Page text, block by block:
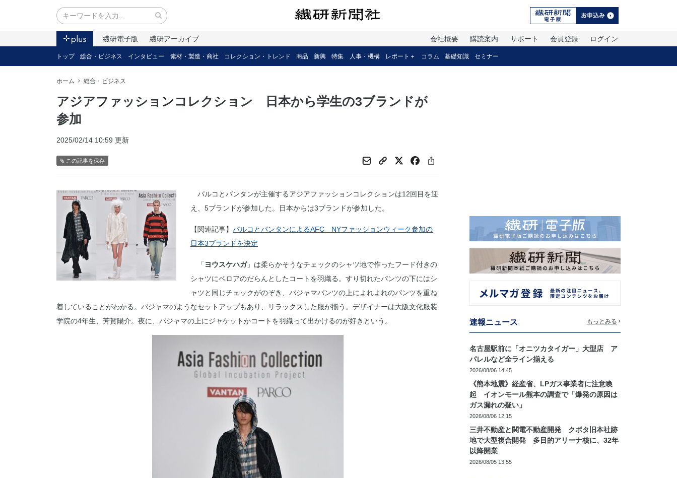
繊研電子版 繊研アーカイブ ログイン
会員登録
サポート
購読案内
会社概要
トップ 総合・ビジネス インタビュー 素材・製造・商社 コレクション・トレンド 商品 新興 特集 人事・機構 レポート＋ コラム 基礎知識 セミナー
ホーム 総合・ビジネス
アジアファッションコレクション 日本から学生の3ブランドが
参加
2025/02/14 10:59 更新
この記事を保存
パルコとバンタンが主催するアジアファッションコレクションは12回目を迎
え、5ブランドが参加した。日本からは3ブランドが参加した。
【関連記事】 パルコとバンタンによるAFC NYファッションウィーク参加の
日本3ブランドを決定
「 ヨウスケハガ」は柔らかそうなチェックのシャツ地で作ったフード付きの
シャツにベロアのだらんとしたコートを羽織る。すり切れたパンツの下にはシ
ャツと同じチェックがのぞき、パジャマパンツの上によれよれのパンツを重ね
着していることがわかる。パジャマのようなセットアップもあり、リラックスした服が揃う。デザイナーは大阪文化服装
学院の4年生、芳賀陽介。夜に、パジャマの上にジャケットかコートを羽織って出かけるのが好きという。
速報ニュース もっとみる
名古屋駅前に「オニツカタイガー」大型店 ア
パレルなど全ライン揃える
2026/08/06 14:45
《熊本地震》経産省、LPガス事業者に注意喚
起 イオンモール熊本の調査で「爆発の原因は
ガス漏れの疑い」
2026/08/06 12:15
三井不動産と関電不動産開発 クボタ旧本社跡
地で大型複合開発 多目的アリーナ核に、32年
以降開業
2026/08/05 13:55